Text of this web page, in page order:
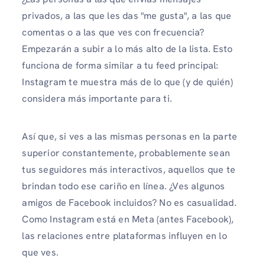
privados, a las que les das "me gusta", a las que
comentas o a las que ves con frecuencia?
Empezarán a subir a lo más alto de la lista. Esto
funciona de forma similar a tu feed principal:
Instagram te muestra más de lo que (y de quién)
considera más importante para ti.
Así que, si ves a las mismas personas en la parte
superior constantemente, probablemente sean
tus seguidores más interactivos, aquellos que te
brindan todo ese cariño en línea. ¿Ves algunos
amigos de Facebook incluidos? No es casualidad.
Como Instagram está en Meta (antes Facebook),
las relaciones entre plataformas influyen en lo
que ves.